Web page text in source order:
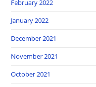
February 2022
January 2022
December 2021
November 2021
October 2021